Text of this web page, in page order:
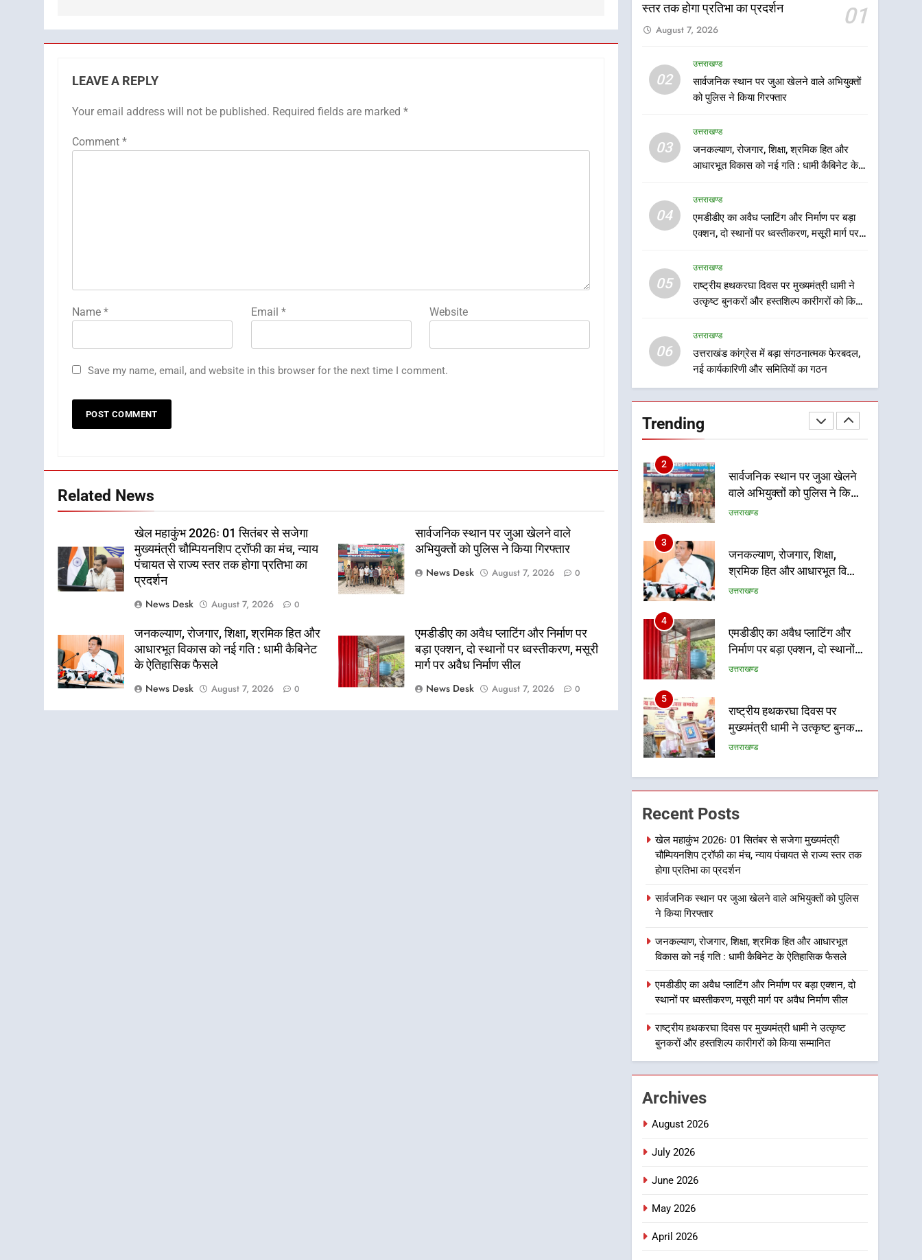
LEAVE A REPLY
Your email address will not be published. Required fields are marked *
Comment *
Name * Email * Website
Save my name, email, and website in this browser for the next time I comment.
Related News
खेल महाकुंभ 2026ः 01 सितंबर से सजेगा
मुख्यमंत्री चौम्पियनशिप ट्रॉफी का मंच, न्याय
पंचायत से राज्य स्तर तक होगा प्रतिभा का
प्रदर्शन
News Desk
August 7, 2026 0
सार्वजनिक स्थान पर जुआ खेलने वाले
अभियुक्तों को पुलिस ने किया गिरफ्तार
News Desk
August 7, 2026 0
जनकल्याण, रोजगार, शिक्षा, श्रमिक हित और
आधारभूत विकास को नई गति : धामी कैबिनेट
के ऐतिहासिक फैसले
News Desk
August 7, 2026 0
एमडीडीए का अवैध प्लाटिंग और निर्माण पर
बड़ा एक्शन, दो स्थानों पर ध्वस्तीकरण, मसूरी
मार्ग पर अवैध निर्माण सील
News Desk
August 7, 2026 0
स्तर तक होगा प्रतिभा का प्रदर्शन
01
August 7, 2026
02
उत्तराखण्ड
सार्वजनिक स्थान पर जुआ खेलने वाले अभियुक्तों
को पुलिस ने किया गिरफ्तार
03
उत्तराखण्ड
जनकल्याण, रोजगार, शिक्षा, श्रमिक हित और
आधारभूत विकास को नई गति : धामी कैबिनेट के
04
उत्तराखण्ड
एमडीडीए का अवैध प्लाटिंग और निर्माण पर बड़ा
एक्शन, दो स्थानों पर ध्वस्तीकरण, मसूरी मार्ग पर
05
उत्तराखण्ड
राष्ट्रीय हथकरघा दिवस पर मुख्यमंत्री धामी ने
उत्कृष्ट बुनकरों और हस्तशिल्प कारीगरों को किया
06
उत्तराखण्ड
उत्तराखंड कांग्रेस में बड़ा संगठनात्मक फेरबदल,
नई कार्यकारिणी और समितियों का गठन
Trending
5
राष्ट्रीय हथकरघा दिवस पर
मुख्यमंत्री धामी ने उत्कृष्ट बुनकरों
6
उत्तराखंड कांग्रेस में बड़ा
गठन
7
मुख्यमंत्री धामी बोले- युवाओं को
हजारों पदों पर की जाएगी भर्ती
बाईपास परियोजना का डीएम ने
किया निरीक्षण; समयबद्ध एवं
गुणवत्तापूर्ण निर्माण सुनिश्चित करने
के निर्देश, सुरक्षा मानकों से कोई
उत्तराखण्ड
1
खेल महाकुंभ 2026ः 01 सितंबर
से सजेगा मुख्यमंत्री चौम्पियनशिप
ट्रॉफी का मंच, न्याय पंचायत से
2
सार्वजनिक स्थान पर जुआ खेलने
वाले अभियुक्तों को पुलिस ने किया
गिरफ्तार
उत्तराखण्ड
3
जनकल्याण, रोजगार, शिक्षा,
श्रमिक हित और आधारभूत विकास
को नई गति : धामी कैबिनेट के
उत्तराखण्ड
4
एमडीडीए का अवैध प्लाटिंग और
निर्माण पर बड़ा एक्शन, दो स्थानों
पर ध्वस्तीकरण, मसूरी मार्ग पर
उत्तराखण्ड
5
राष्ट्रीय हथकरघा दिवस पर
मुख्यमंत्री धामी ने उत्कृष्ट बुनकरों
और हस्तशिल्प कारीगरों को किया
उत्तराखण्ड
6
उत्तराखंड कांग्रेस में बड़ा
संगठनात्मक फेरबदल, नई
कार्यकारिणी और समितियों का
गठन
7
मुख्यमंत्री धामी बोले- युवाओं को
प्राथमिकता, आने वाले महीनों में
उत्तराखण्ड
दिल्ली-देहरादून आर्थिक कॉरिडोर
से जुड़ी 12 किमी ग्रीनफील्ड
बाईपास परियोजना का डीएम ने
किया निरीक्षण; समयबद्ध एवं
के निर्देश, सुरक्षा मानकों से कोई
समझौता नहींः डीएम
उत्तराखण्ड
खेल महाकुंभ 2026ः 01 सितंबर
से सजेगा मुख्यमंत्री चौम्पियनशिप
राज्य स्तर तक होगा प्रतिभा का
उत्तराखण्ड
Recent Posts
खेल महाकुंभ 2026ः 01 सितंबर से सजेगा मुख्यमंत्री
चौम्पियनशिप ट्रॉफी का मंच, न्याय पंचायत से राज्य स्तर तक
होगा प्रतिभा का प्रदर्शन
सार्वजनिक स्थान पर जुआ खेलने वाले अभियुक्तों को पुलिस
ने किया गिरफ्तार
जनकल्याण, रोजगार, शिक्षा, श्रमिक हित और आधारभूत
विकास को नई गति : धामी कैबिनेट के ऐतिहासिक फैसले
एमडीडीए का अवैध प्लाटिंग और निर्माण पर बड़ा एक्शन, दो
स्थानों पर ध्वस्तीकरण, मसूरी मार्ग पर अवैध निर्माण सील
राष्ट्रीय हथकरघा दिवस पर मुख्यमंत्री धामी ने उत्कृष्ट
बुनकरों और हस्तशिल्प कारीगरों को किया सम्मानित
Archives
August 2026
July 2026
June 2026
May 2026
April 2026